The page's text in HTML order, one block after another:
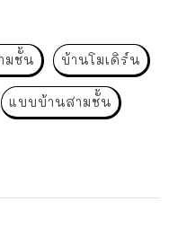
มชั้น บ้านโมเดิร์น
แบบบ้านสามชั้น